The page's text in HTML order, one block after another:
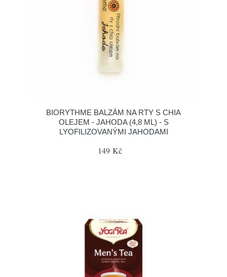
BIORYTHME BALZÁM NA RTY S CHIA
OLEJEM - JAHODA (4,8 ML) - S
LYOFILIZOVANÝMI JAHODAMI
149 Kč